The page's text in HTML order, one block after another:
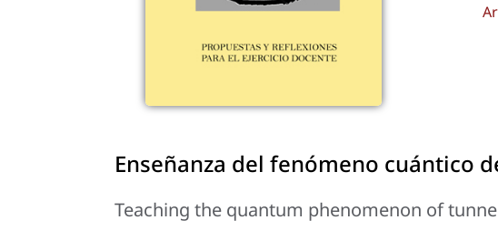
Enseñanza del fenómeno cuántico
Teaching the quantum phenomenon of